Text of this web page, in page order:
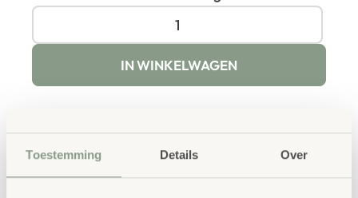
Toestemming Details Over
IN WINKELWAGEN